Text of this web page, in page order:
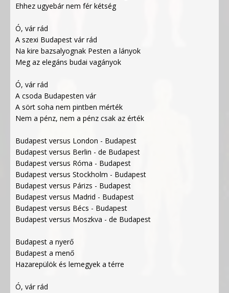
Ehhez ugyebár nem fér kétség
Ó, vár rád
A szexi Budapest vár rád
Na kire bazsalyognak Pesten a lányok
Meg az elegáns budai vagányok
Ó, vár rád
A csoda Budapesten vár
A sört soha nem pintben mérték
Nem a pénz, nem a pénz csak az érték
Budapest versus London - Budapest
Budapest versus Berlin - de Budapest
Budapest versus Róma - Budapest
Budapest versus Stockholm - Budapest
Budapest versus Párizs - Budapest
Budapest versus Madrid - Budapest
Budapest versus Bécs - Budapest
Budapest versus Moszkva - de Budapest
Budapest a nyerő
Budapest a menő
Hazarepülök és lemegyek a térre
Ó, vár rád